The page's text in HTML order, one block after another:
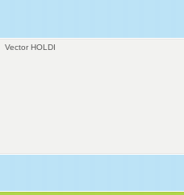
Vector HOLDI